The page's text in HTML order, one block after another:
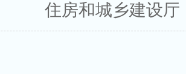
住房和城乡建设厅